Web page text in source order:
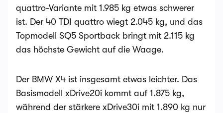
quattro-Variante mit 1.985 kg etwas schwerer
ist. Der 40 TDI quattro wiegt 2.045 kg, und das
Topmodell SQ5 Sportback bringt mit 2.115 kg
das höchste Gewicht auf die Waage​.
Der BMW X4 ist insgesamt etwas leichter. Das
Basismodell xDrive20i kommt auf 1.875 kg,
während der stärkere xDrive30i mit 1.890 kg nur